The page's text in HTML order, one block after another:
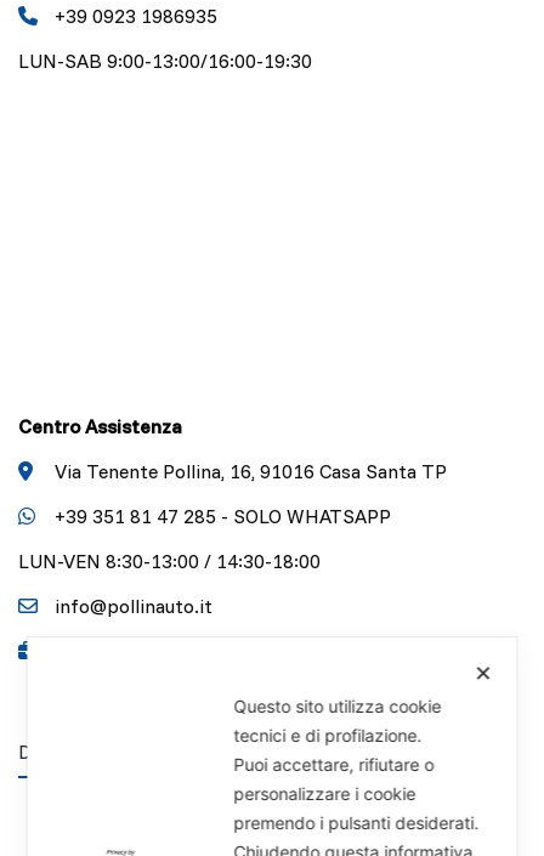
+39 0923 1986935
LUN-SAB 9:00-13:00/16:00-19:30
Centro Assistenza
Via Tenente Pollina, 16, 91016 Casa Santa TP
+39 351 81 47 285 - SOLO WHATSAPP
LUN-VEN 8:30-13:00 / 14:30-18:00
info@pollinauto.it
DISCLAIMER
✕
Questo sito utilizza cookie
tecnici e di profilazione.
Puoi accettare, rifiutare o
personalizzare i cookie
premendo i pulsanti desiderati.
Chiudendo questa informativa